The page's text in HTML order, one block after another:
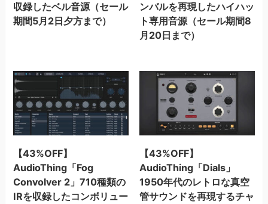
収録したベル音源（セール
期間5月2日夕方まで）
ンバルを再現したハイハッ
ト専用音源（セール期間8
月20日まで）
【43%OFF】
AudioThing「Fog
Convolver 2」710種類の
IRを収録したコンボリュー
【43%OFF】
AudioThing「Dials」
1950年代のレトロな真空
管サウンドを再現するチャ